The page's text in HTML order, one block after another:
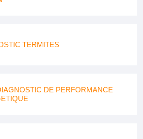
TERMITES
DE PERFORMANCE